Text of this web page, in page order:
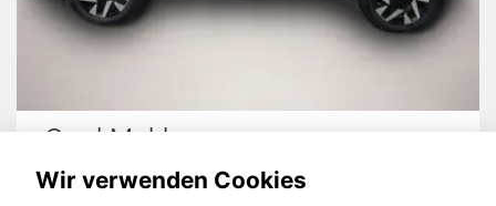
Opel Mokka
Wir verwenden Cookies